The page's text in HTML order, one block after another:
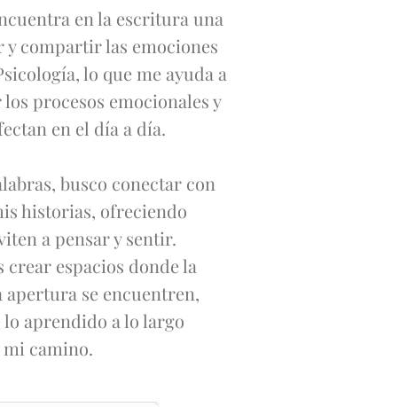
en la escritura una
y compartir las emociones
lo que me ayuda a
procesos emocionales y
en el día a día.
busco conectar con
historias, ofreciendo
a pensar y sentir.
espacios donde la
apertura se encuentren,
aprendido a lo largo
mi camino.